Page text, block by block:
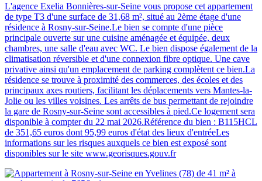
L'agence Exelia Bonnières-sur-Seine vous propose cet appartement
de type T3 d'une surface de 31,68 m², situé au 2ème étage d'une
résidence à Rosny-sur-Seine.Le bien se compte d'une pièce
principale ouverte sur une cuisine aménagée et équipée, deux
chambres, une salle d'eau avec WC. Le bien dispose également de la
climatisation réversible et d'une connexion fibre optique. Une cave
privative ainsi qu'un emplacement de parking complètent ce bien.La
résidence se trouve à proximité des commerces, des écoles et des
principaux axes routiers, facilitant les déplacements vers Mantes-la-
Jolie ou les villes voisines. Les arrêts de bus permettant de rejoindre
la gare de Rosny-sur-Seine sont accessibles à pied.Ce logement sera
disponible à compter du 22 mai 2026.Référence du bien : B115HCL
de 351,65 euros dont 95,99 euros d'état des lieux d'entréeLes
informations sur les risques auxquels ce bien est exposé sont
disponibles sur le site www.georisques.gouv.fr